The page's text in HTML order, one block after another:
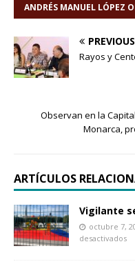
ANDRÉS MANUEL LÓPEZ
PREVIOUS
Rayos y
Observan en la
Monarca,
ARTÍCULOS
Vigilante
octubre 7,
desactivados